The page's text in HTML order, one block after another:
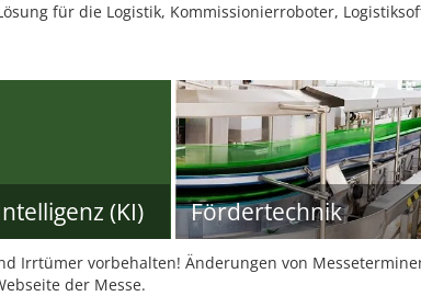
für die Logistik, Kommissionierroboter,
(KI) Fördertechnik
Irrtümer vorbehalten! Änderungen von
der Messe.